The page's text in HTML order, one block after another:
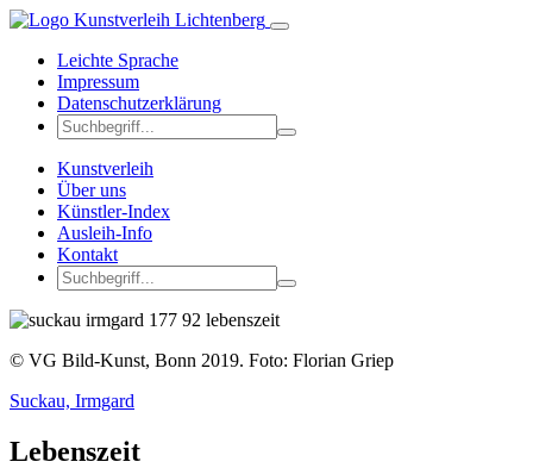
Leichte Sprache
Impressum
Datenschutzerklärung
Kunstverleih
Über uns
Künstler-Index
Ausleih-Info
Kontakt
© VG Bild-Kunst, Bonn 2019. Foto: Florian Griep
Suckau, Irmgard
Lebenszeit